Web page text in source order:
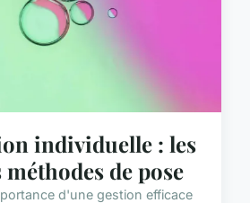
individuelle : les
de pose
d'une gestion efficace